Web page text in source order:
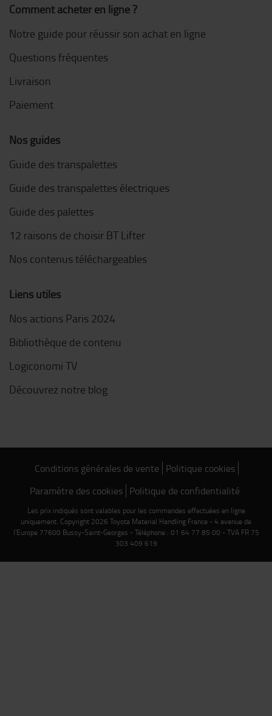
Comment acheter en ligne ?
Notre guide pour réussir son achat en ligne
Questions fréquentes
Livraison
Paiement
Nos guides
Guide des transpalettes
Guide des transpalettes électriques
Guide des palettes
12 raisons de choisir BT Lifter
Nos contenus téléchargeables
Liens utiles
Nos actions Paris 2024
Bibliothèque de contenu
Logiconomi TV
Découvrez notre blog
Conditions générales de vente Politique cookies
Paramètre des cookies Politique de confidentialité
Les prix indiqués sont valables pour les commandes effectuées en ligne
uniquement. Copyright 2026 Toyota Material Handling France - 4 avenue de
l'Europe 77600 Bussy-Saint-Georges - Téléphone : 01 64 77 85 00 - TVA FR 75
303 409 619